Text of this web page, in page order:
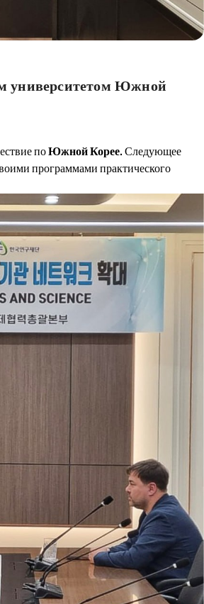
университетом Южной
поЮжной Корее. Следующее
программами практического